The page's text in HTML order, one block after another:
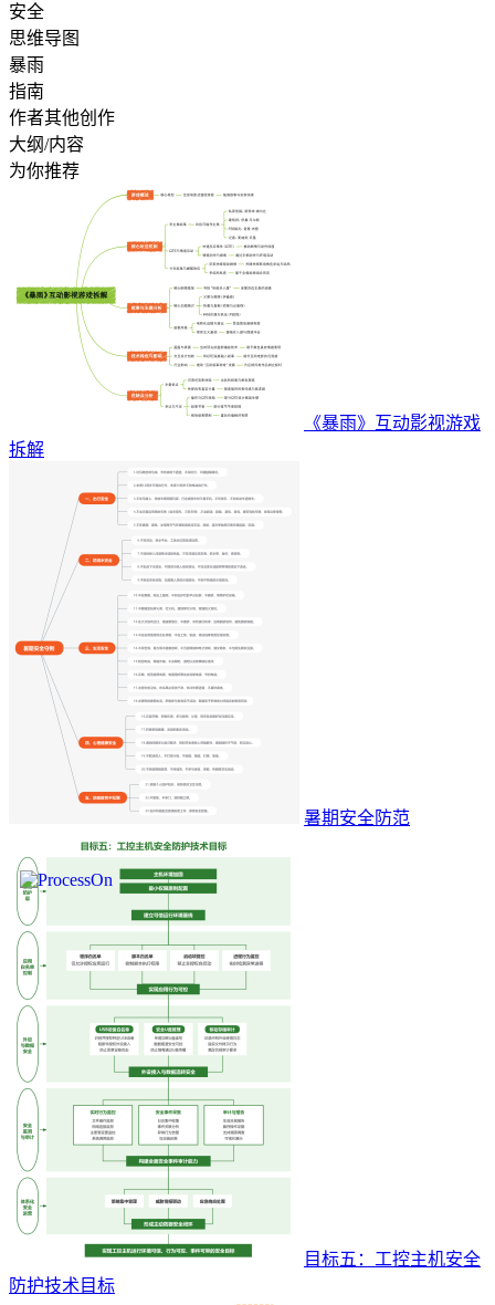
安全
思维导图
暴雨
指南
作者其他创作
大纲/内容
为你推荐
《暴雨》互动影视游戏
拆解
暑期安全防范
目标五：工控主机安全
防护技术目标